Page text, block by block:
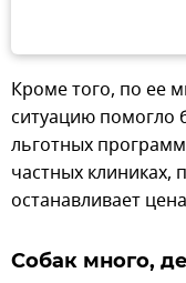
Кроме того, по ее
ситуацию помогло
льготных
частных клиниках,
останавливает
Собак много,